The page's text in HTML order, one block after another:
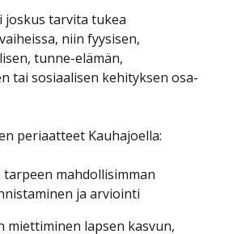
joskus tarvita tukea
niin fyysisen,
tunne-elämän,
tai sosiaalisen kehityksen osa-
periaatteet Kauhajoella:
mahdollisimman
ja arviointi
miettiminen lapsen kasvun,